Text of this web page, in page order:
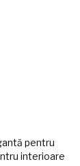
pentru
interioare